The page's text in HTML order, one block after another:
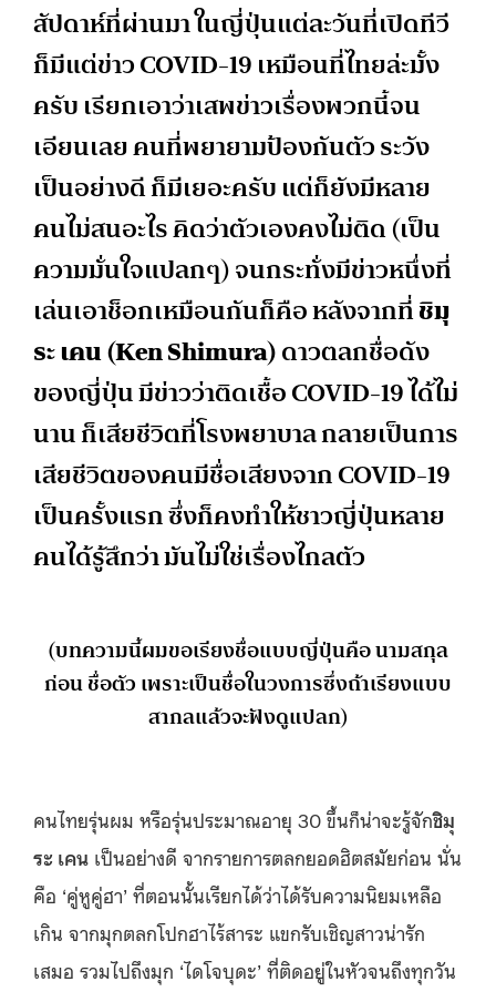
สัปดาห์ที่ผ่านมา ในญี่ปุ่นแต่ละวันที่เปิดทีวี
ก็มีแต่ข่าว COVID-19 เหมือนที่ไทยล่ะมั้ง
ครับ เรียกเอาว่าเสพข่าวเรื่องพวกนี้จน
เอียนเลย คนที่พยายามป้องกันตัว ระวัง
เป็นอย่างดี ก็มีเยอะครับ แต่ก็ยังมีหลาย
คนไม่สนอะไร คิดว่าตัวเองคงไม่ติด (เป็น
ความมั่นใจแปลกๆ) จนกระทั่งมีข่าวหนึ่งที่
เล่นเอาช็อกเหมือนกันก็คือ หลังจากที่ชิมุ
ระ เคน (Ken Shimura)ดาวตลกชื่อดัง
ของญี่ปุ่น มีข่าวว่าติดเชื้อ COVID-19 ได้ไม่
นาน ก็เสียชีวิตที่โรงพยาบาล กลายเป็นการ
เสียชีวิตของคนมีชื่อเสียงจาก COVID-19
เป็นครั้งแรก ซึ่งก็คงทำให้ชาวญี่ปุ่นหลาย
คนได้รู้สึกว่า มันไม่ใช่เรื่องไกลตัว
(บทความนี้ผมขอเรียงชื่อแบบญี่ปุ่นคือ นามสกุล
ก่อน ชื่อตัว เพราะเป็นชื่อในวงการซึ่งถ้าเรียงแบบ
สากลแล้วจะฟังดูแปลก)
คนไทยรุ่นผม หรือรุ่นประมาณอายุ 30 ขึ้นก็น่าจะรู้จักชิมุ
ระ เคน เป็นอย่างดี จากรายการตลกยอดฮิตสมัยก่อน นั่น
คือ ‘คู่หูคู่ฮา’ ที่ตอนนั้นเรียกได้ว่าได้รับความนิยมเหลือ
เกิน จากมุกตลกโปกฮาไร้สาระ แขกรับเชิญสาวน่ารัก
เสมอ รวมไปถึงมุก ‘ไดโจบุดะ’ ที่ติดอยู่ในหัวจนถึงทุกวัน